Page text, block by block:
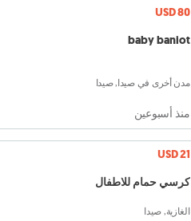
USD 80
baby baniot
مدن أخرى في صيدا, صيدا
منذ أسبوعين
USD 21
كرسي حمام للاطفال
الغازية, صيدا